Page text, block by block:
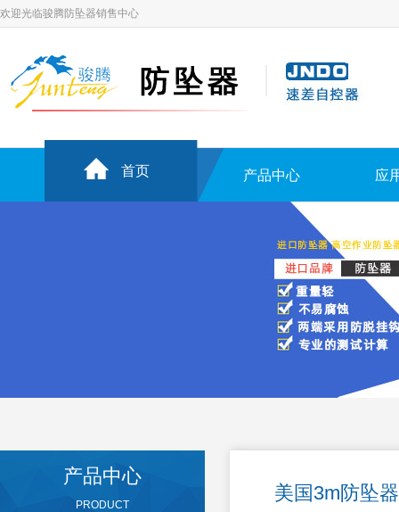
欢迎光临骏腾防坠器销售中心
首页 产品中心 应
产品中心
PRODUCT
美国3m防坠器